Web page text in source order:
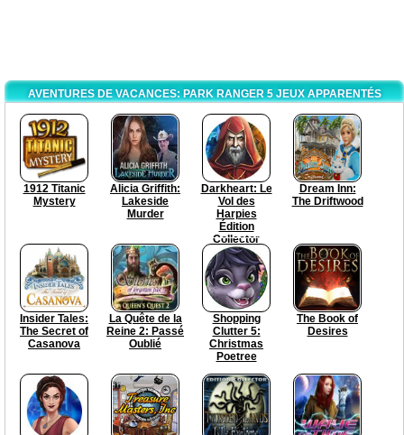
AVENTURES DE VACANCES: PARK RANGER 5 JEUX APPARENTÉS
1912 Titanic
Mystery
Alicia Griffith:
Lakeside
Murder
Darkheart: Le
Vol des
Harpies
Édition
Collector
Dream Inn:
The Driftwood
Insider Tales:
The Secret of
Casanova
La Quête de la
Reine 2: Passé
Oublié
Shopping
Clutter 5:
Christmas
Poetree
The Book of
Desires